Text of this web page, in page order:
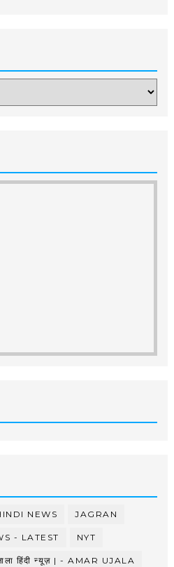
NEWS JAGRAN
- LATEST NYT
हिंदी न्यूज़ | - AMAR UJALA